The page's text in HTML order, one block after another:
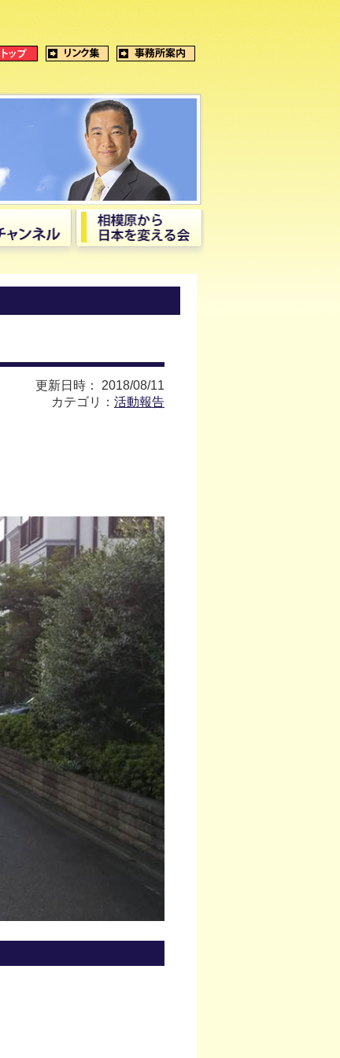
更新日時： 2018/08/11
カテゴリ： 活動報告